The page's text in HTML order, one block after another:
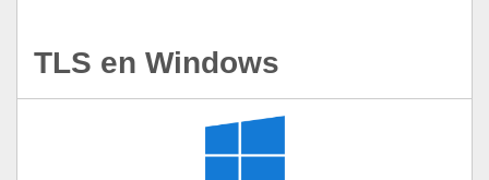
TLS en Windows